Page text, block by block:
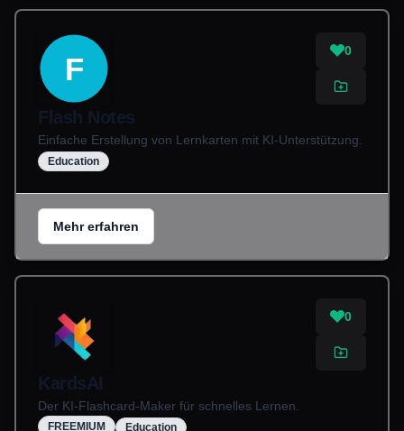
F
0
Flash Notes
Einfache Erstellung von Lernkarten mit KI-Unterstützung.
Education
Mehr erfahren
0
KardsAI
Der KI-Flashcard-Maker für schnelles Lernen.
FREEMIUM Education